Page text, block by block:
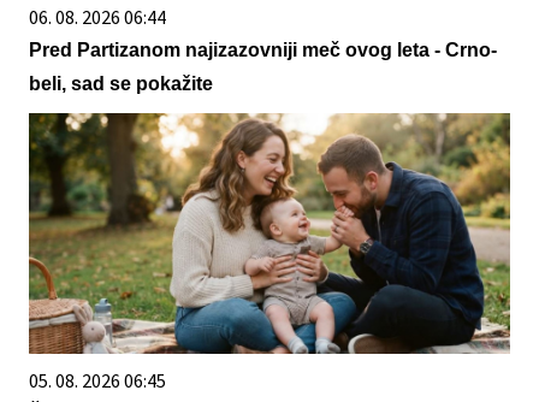
06. 08. 2026 06:44
Pred Partizanom najizazovniji meč ovog leta - Crno-
beli, sad se pokažite
05. 08. 2026 06:45